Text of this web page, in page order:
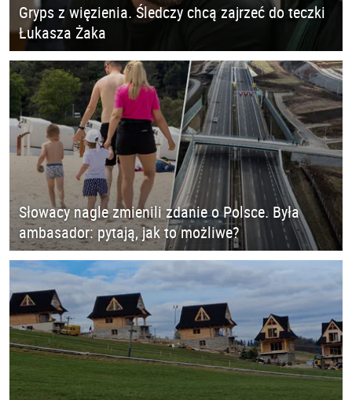
Gryps z więzienia. Śledczy chcą zajrzeć do teczki
Łukasza Żaka
Słowacy nagle zmienili zdanie o Polsce. Była
ambasador: pytają, jak to możliwe?